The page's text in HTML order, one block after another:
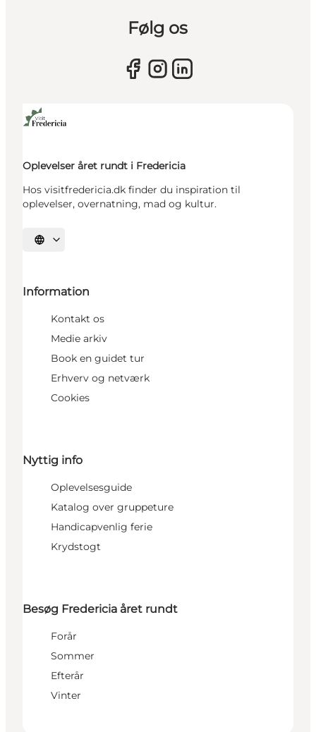
Følg os
Oplevelser året rundt i Fredericia
Hos visitfredericia.dk finder du inspiration til
oplevelser, overnatning, mad og kultur.
Vælg sprog
Information
Kontakt os
Medie arkiv
Book en guidet tur
Erhverv og netværk
Cookies
Nyttig info
Oplevelsesguide
Katalog over gruppeture
Handicapvenlig ferie
Krydstogt
Besøg Fredericia året rundt
Forår
Sommer
Efterår
Vinter